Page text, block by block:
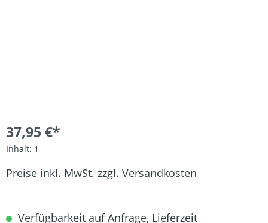
37,95 €*
Inhalt: 1
Preise inkl. MwSt. zzgl. Versandkosten
Verfügbarkeit auf Anfrage, Lieferzeit